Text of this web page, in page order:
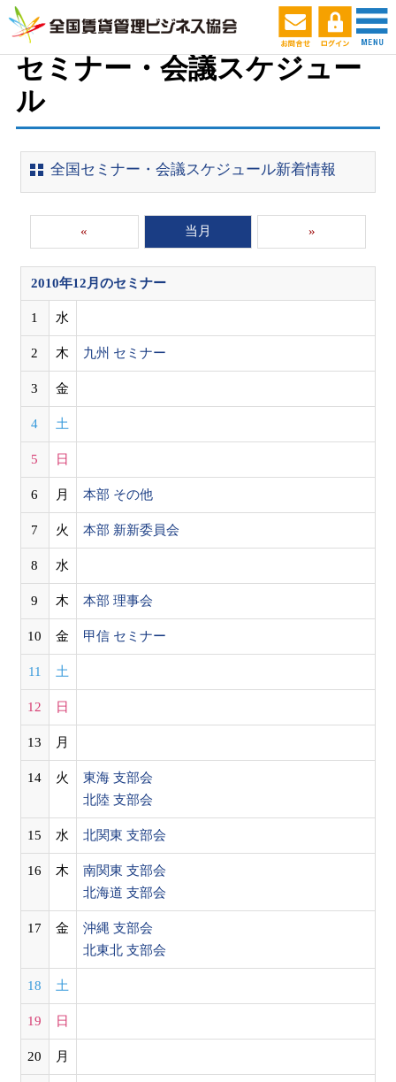
ホーム セミナー・会議スケジュール
セミナー・会議スケジュー
ル
全国セミナー・会議スケジュール新着情報
« 当月 »
2010年12月のセミナー
1 水
2 木 九州 セミナー
3 金
4 土
5 日
6 月 本部 その他
7 火 本部 新新委員会
8 水
9 木 本部 理事会
10 金 甲信 セミナー
11 土
12 日
13 月
14 火
東海 支部会
北陸 支部会
15 水 北関東 支部会
16 木
南関東 支部会
北海道 支部会
17 金
沖縄 支部会
北東北 支部会
18 土
19 日
20 月